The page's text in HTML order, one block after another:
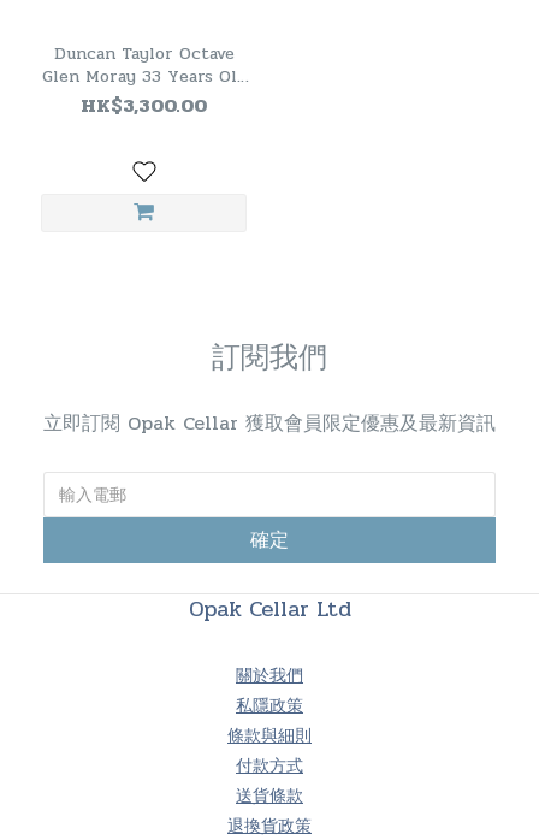
Duncan Taylor Octave
Glen Moray 33 Years Old
1986 Single Cask 53.7%
HK$3,300.00
訂閱我們
立即訂閱 Opak Cellar 獲取會員限定優惠及最新資訊
確定
Opak Cellar Ltd
關於我們
私隱政策
條款與細則
付款方式
送貨條款
退換貨政策